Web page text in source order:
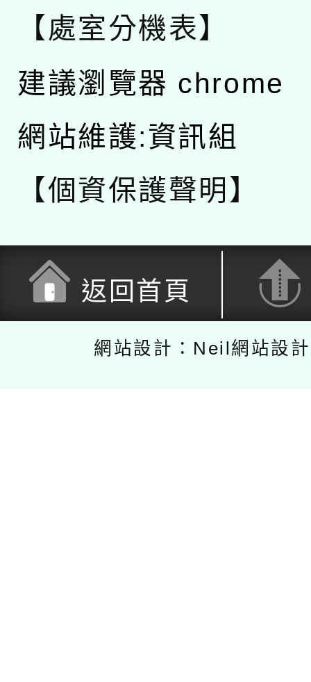
【處室分機表】
建議瀏覽器 chrome
網站維護:資訊組
【個資保護聲明】
返回首頁
網站設計：Neil網站設